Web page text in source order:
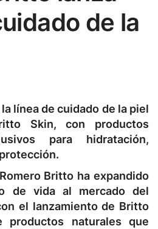
de la
línea de cuidado de la piel
Skin, con productos
para hidratación,
Britto ha expandido
de vida al mercado del
el lanzamiento de Britto
productos naturales que